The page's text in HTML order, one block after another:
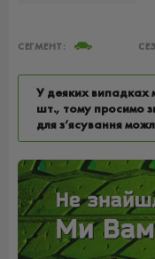
СЕГМЕНТ:
У деяких випадках
шт., тому просимо
для з’ясування